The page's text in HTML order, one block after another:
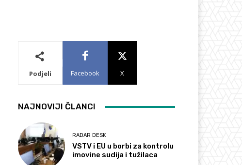
Podjeli Facebook X
NAJNOVIJI ČLANCI
RADAR DESK
VSTV i EU u borbi za kontrolu
imovine sudija i tužilaca